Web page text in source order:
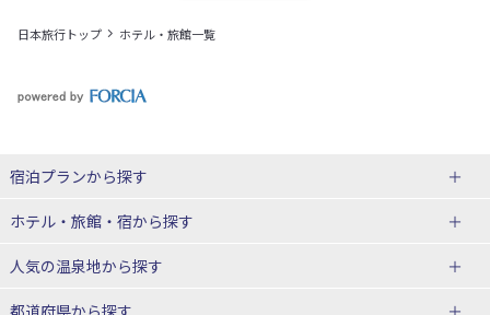
日本旅行トップ ホテル・旅館一覧
宿泊プランから探す
北海道
東北
青森県
ホテル・旅館・宿から探す
北海道ホテル・旅館
人気の温泉地から探す
北海道
都道府県から探す